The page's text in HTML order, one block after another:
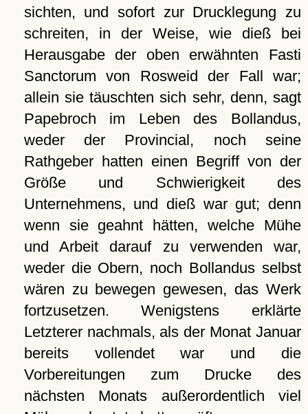
sichten, und sofort zur Drucklegung zu
schreiten, in der Weise, wie dieß bei
Herausgabe der oben erwähnten Fasti
Sanctorum von Rosweid der Fall war;
allein sie täuschten sich sehr, denn, sagt
Papebroch im Leben des Bollandus,
weder der Provincial, noch seine
Rathgeber hatten einen Begriff von der
Größe und Schwierigkeit des
Unternehmens, und dieß war gut; denn
wenn sie geahnt hätten, welche Mühe
und Arbeit darauf zu verwenden war,
weder die Obern, noch Bollandus selbst
wären zu bewegen gewesen, das Werk
fortzusetzen. Wenigstens erklärte
Letzterer nachmals, als der Monat Januar
bereits vollendet war und die
Vorbereitungen zum Drucke des
nächsten Monats außerordentlich viel